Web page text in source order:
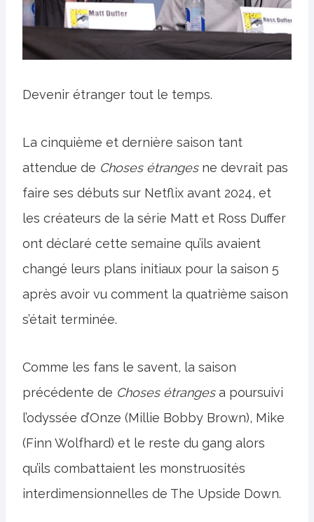
Devenir étranger tout le temps.
La cinquième et dernière saison tant
attendue de Choses étrangesne devrait pas
faire ses débuts sur Netflix avant 2024, et
les créateurs de la série Matt et Ross Duffer
ont déclaré cette semaine qu’ils avaient
changé leurs plans initiaux pour la saison 5
après avoir vu comment la quatrième saison
s’était terminée.
Comme les fans le savent, la saison
précédente de Choses étrangesa poursuivi
l’odyssée d’Onze (Millie Bobby Brown), Mike
(Finn Wolfhard) et le reste du gang alors
qu’ils combattaient les monstruosités
interdimensionnelles de The Upside Down.